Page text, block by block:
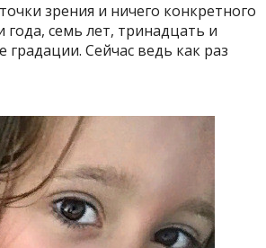
зрения и ничего конкретного
года, семь лет, тринадцать и
Сейчас ведь как раз